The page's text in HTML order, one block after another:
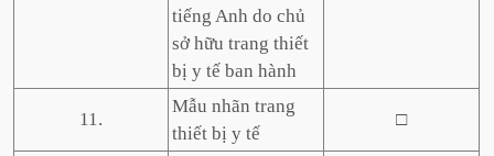
tiếng Anh do chủ
sở hữu trang thiết
bị y tế ban hành
11.
Mẫu nhãn trang
thiết bị y tế
□